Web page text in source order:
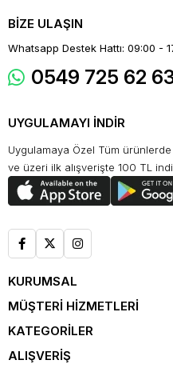
BİZE ULAŞIN
Whatsapp Destek Hattı: 09:00 -
0549 725 62
UYGULAMAYI İNDİR
Uygulamaya Özel Tüm ürünlerde
ve üzeri ilk alışverişte 100 TL
KURUMSAL
MÜŞTERİ HİZMETLERİ
KATEGORİLER
ALIŞVERİŞ